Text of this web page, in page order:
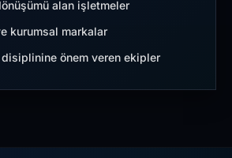
alan işletmeler
kurumsal markalar
önem veren ekipler